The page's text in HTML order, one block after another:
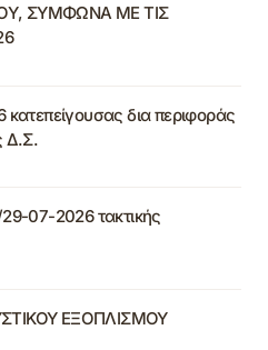
ΣΥΜΦΩΝΑ ΜΕ ΤΙΣ
δια περιφοράς
Δ.Σ.
07-2026 τακτικής
ΕΞΟΠΛΙΣΜΟΥ